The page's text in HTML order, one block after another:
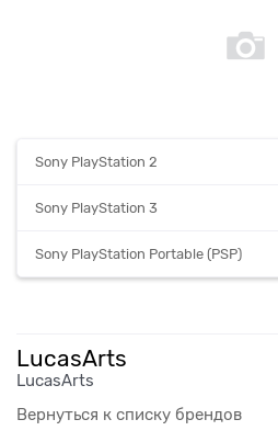
Sony PlayStation 2
Sony PlayStation 3
Sony PlayStation Portable (PSP)
LucasArts
LucasArts
Вернуться к списку брендов